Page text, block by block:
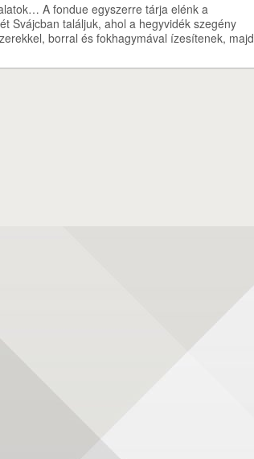
A fondue egyszerre tárja elénk a
Svájcban találjuk, ahol a hegyvidék szegény
borral és fokhagymával ízesítenek, majd